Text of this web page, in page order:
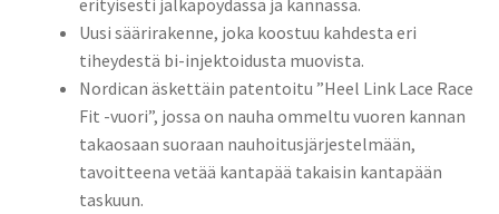
erityisesti jalkapöydässä ja kannassa.
Uusi säärirakenne, joka koostuu kahdesta eri
tiheydestä bi-injektoidusta muovista.
Nordican äskettäin patentoitu ”Heel Link Lace Race
Fit -vuori”, jossa on nauha ommeltu vuoren kannan
takaosaan suoraan nauhoitusjärjestelmään,
tavoitteena vetää kantapää takaisin kantapään
taskuun.